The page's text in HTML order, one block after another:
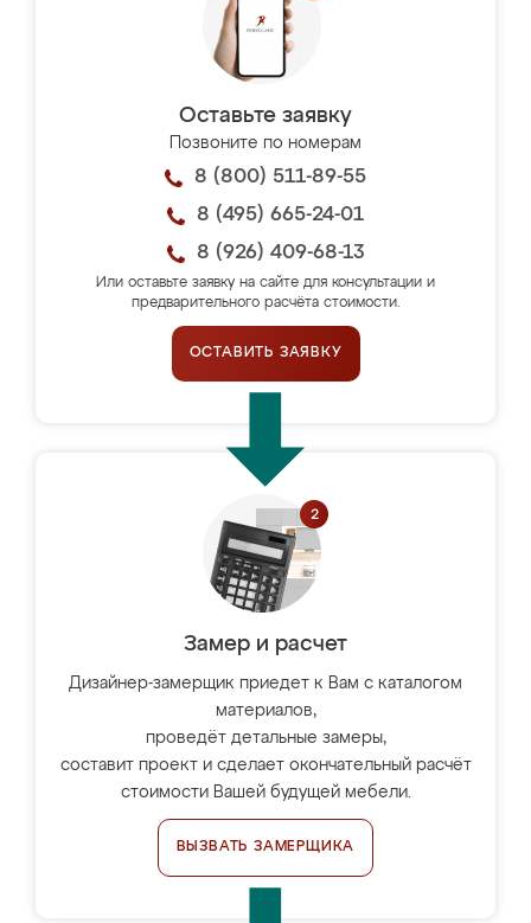
Оставьте заявку
Позвоните по номерам
8 (800) 511-89-55
8 (495) 665-24-01
8 (926) 409-68-13
Или оставьте заявку на сайте для консультации и
предварительного расчёта стоимости.
ОСТАВИТЬ ЗАЯВКУ
Замер и расчет
Дизайнер-замерщик приедет к Вам с каталогом
материалов,
проведёт детальные замеры,
составит проект и сделает окончательный расчёт
стоимости Вашей будущей мебели.
ВЫЗВАТЬ ЗАМЕРЩИКА